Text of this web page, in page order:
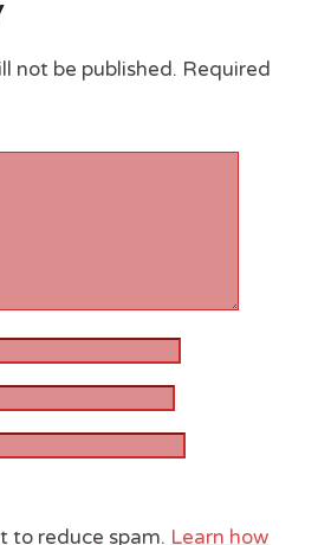
not be published. Required
to reduce spam. Learn how